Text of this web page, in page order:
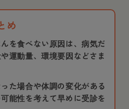
め
を食べない原因は、病気だ
運動量、環境要因などさま
た場合や体調の変化がある
能性を考えて早めに受診を